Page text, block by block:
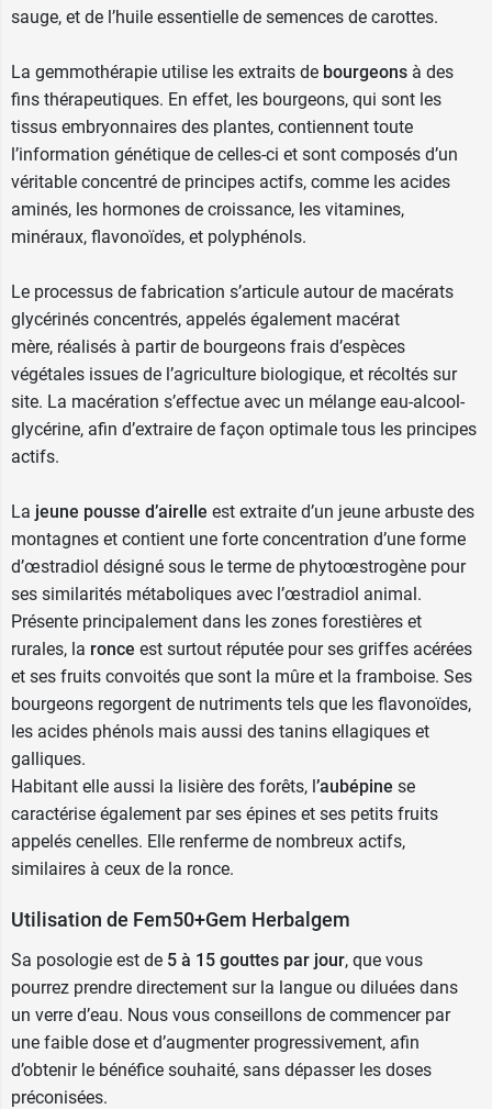
sauge, et de l’huile essentielle de semences de carottes.
La gemmothérapie utilise les extraits de bourgeons à des
fins thérapeutiques. En effet, les bourgeons, qui sont les
tissus embryonnaires des plantes, contiennent toute
l’information génétique de celles-ci et sont composés d’un
véritable concentré de principes actifs, comme les acides
aminés, les hormones de croissance, les vitamines,
minéraux, flavonoïdes, et polyphénols.
Le processus de fabrication s’articule autour de macérats
glycérinés concentrés, appelés également macérat
mère, réalisés à partir de bourgeons frais d’espèces
végétales issues de l’agriculture biologique, et récoltés sur
site. La macération s’effectue avec un mélange eau-alcool-
glycérine, afin d’extraire de façon optimale tous les principes
actifs.
La jeune pousse d’airelle est extraite d’un jeune arbuste des
montagnes et contient une forte concentration d’une forme
d’œstradiol désigné sous le terme de phytoœstrogène pour
ses similarités métaboliques avec l’œstradiol animal.
Présente principalement dans les zones forestières et
rurales, la ronce est surtout réputée pour ses griffes acérées
et ses fruits convoités que sont la mûre et la framboise. Ses
bourgeons regorgent de nutriments tels que les flavonoïdes,
les acides phénols mais aussi des tanins ellagiques et
galliques.
Habitant elle aussi la lisière des forêts, l’aubépine se
caractérise également par ses épines et ses petits fruits
appelés cenelles. Elle renferme de nombreux actifs,
similaires à ceux de la ronce.
Utilisation de Fem50+Gem Herbalgem
Sa posologie est de 5 à 15 gouttes par jour, que vous
pourrez prendre directement sur la langue ou diluées dans
un verre d’eau. Nous vous conseillons de commencer par
une faible dose et d’augmenter progressivement, afin
d’obtenir le bénéfice souhaité, sans dépasser les doses
préconisées.